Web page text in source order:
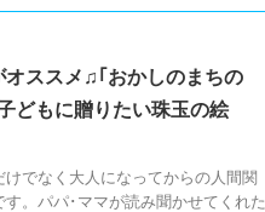
オススメ♫｢おかしのまちの
どもに贈りたい珠玉の絵
でなく大人になってからの人間関
。パパ･ママが読み聞かせてくれた